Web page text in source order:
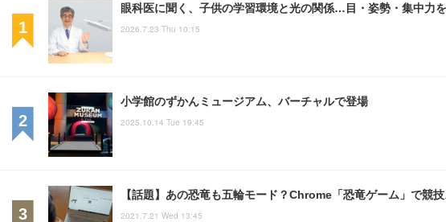
眼科医に聞く、子供の学習環境と光の関係…目・姿勢・集中力
2026.7.23 Thu 10:15
小学館のずかんミュージアム、バーチャルで登場
2025.10.14 Tue 19:45
【話題】あの恐竜も五輪モード？Chrome「恐竜ゲーム」で競技
2021.7.21 Wed 13:45